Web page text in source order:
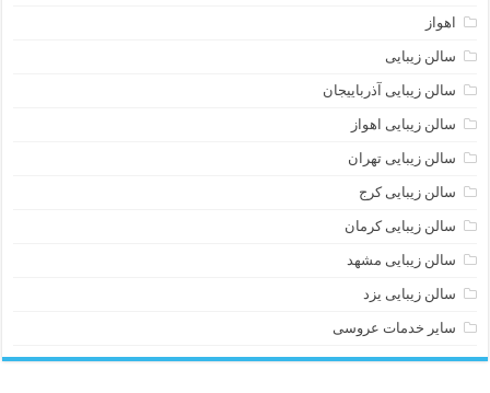
اهواز
سالن زیبایی
سالن زیبایی آذرباییجان
سالن زیبایی اهواز
سالن زیبایی تهران
سالن زیبایی کرج
سالن زیبایی کرمان
سالن زیبایی مشهد
سالن زیبایی یزد
سایر خدمات عروسی